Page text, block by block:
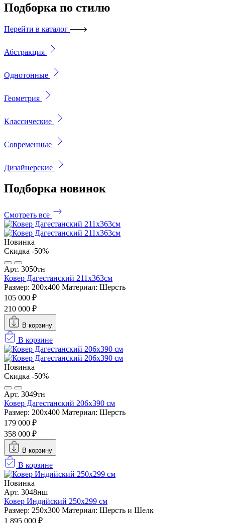
Подборка по стилю
Перейти в каталог
Абстракция
Однотонные
Геометрия
Классические
Современные
Дизайнерские
Подборка новинок
Смотреть все
Новинка
Скидка -50%
Арт. 3050тн
Ковер Дагестанский 211x363см
Размер: 200х400 Материал: Шерсть
105 000 ₽
210 000 ₽
В корзину
В корзине
Новинка
Скидка -50%
Арт. 3049тн
Ковер Дагестанский 206x390 см
Размер: 200х400 Материал: Шерсть
179 000 ₽
358 000 ₽
В корзину
В корзине
Новинка
Арт. 3048нш
Ковер Индийский 250x299 см
Размер: 250x300 Материал: Шерсть и Шелк
1 895 000 ₽